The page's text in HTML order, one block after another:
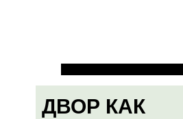
ДВОР КАК